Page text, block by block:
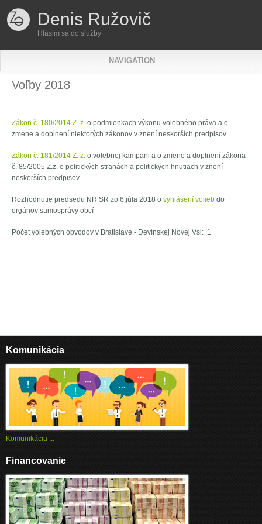
Denis Ružovič
Hlásim sa do služby
NAVIGATION
Voľby 2018
Zákon č. 180/2014 Z. z. o podmienkach výkonu volebného práva a o
zmene a doplnení niektorých zákonov v znení neskorších predpisov
Zákon č. 181/2014 Z. z. o volebnej kampani a o zmene a doplnení zákona
č. 85/2005 Z.z. o politických stranách a politických hnutiach v znení
neskorších predpisov
Rozhodnutie predsedu NR SR zo 6.júla 2018 o vyhlásení volieb do
orgánov samosprávy obcí
Počet volebných obvodov v Bratislave - Devínskej Novej Vsi: 1
Komunikácia
Komunikácia ...
Financovanie